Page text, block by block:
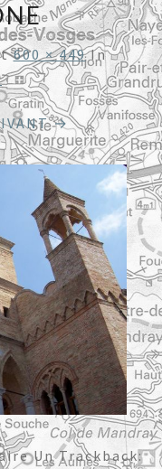
600 × 449In
→
Un Trackback: